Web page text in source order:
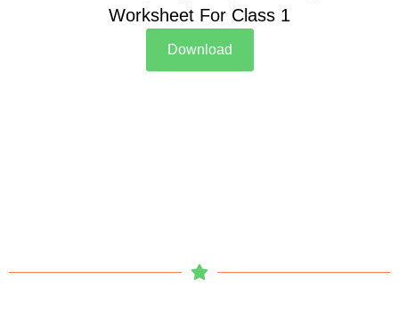
Worksheet For Class 1
Download